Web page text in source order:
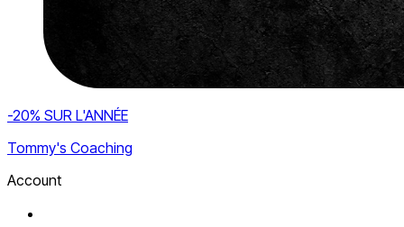
-20% SUR L'ANNÉE
Tommy's Coaching
Account